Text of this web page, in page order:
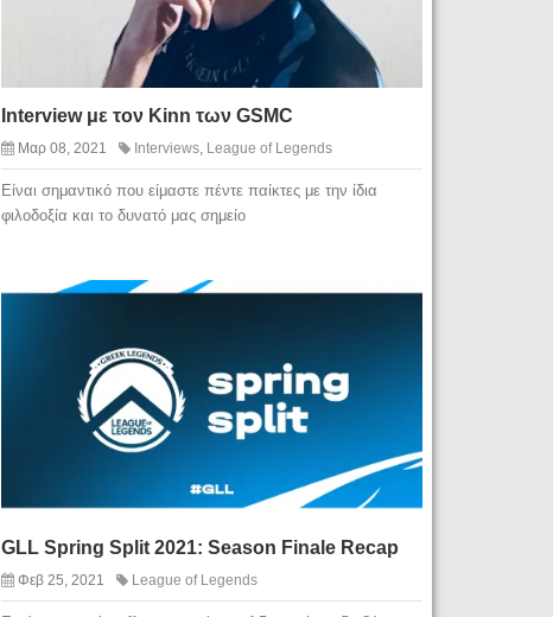
Interview με τον Kinn των GSMC
Μαρ 08, 2021 Interviews, League of Legends
Eίναι σημαντικό που είμαστε πέντε παίκτες με την ίδια
φιλοδοξία και το δυνατό μας σημείο
GLL Spring Split 2021: Season Finale Recap
Φεβ 25, 2021 League of Legends